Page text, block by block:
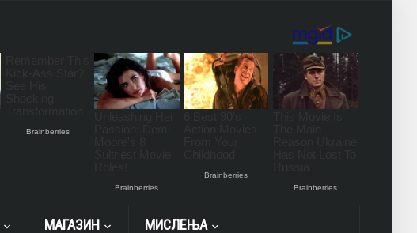
МАГАЗИН МИСЛЕЊА